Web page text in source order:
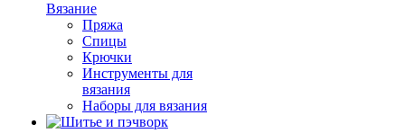
Вязание
Пряжа
Спицы
Крючки
Инструменты для
вязания
Наборы для вязания